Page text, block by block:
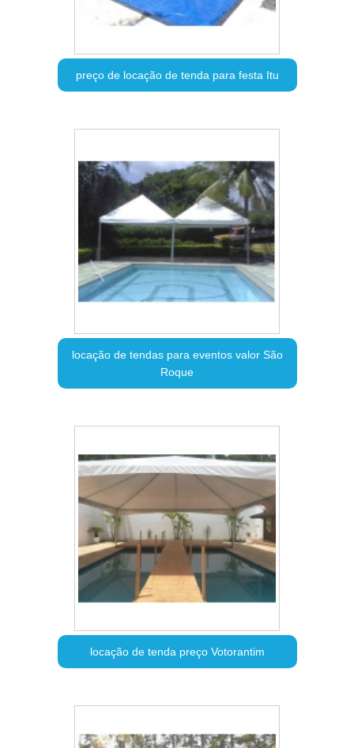
preço de locação de tenda para festa Itu
locação de tendas para eventos valor São
Roque
locação de tenda preço Votorantim